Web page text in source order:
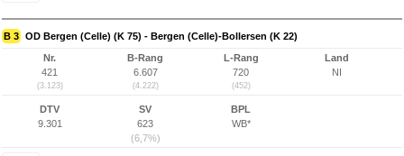
B 3 OD Bergen (Celle) (K 75) - Bergen (Celle)-Bollersen (K 22)
Nr.
421
(3.123)
B-Rang
6.607
(4.222)
L-Rang
720
(452)
Land
NI
DTV
9.301
SV
623
(6,7%)
BPL
WB*